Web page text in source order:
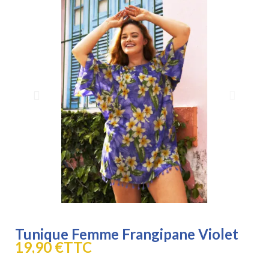
Tunique Femme Frangipane Violet
19,90 €TTC